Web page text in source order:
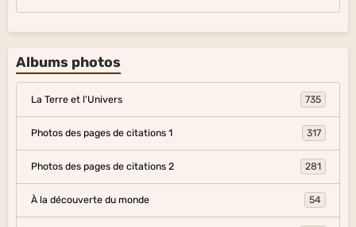
Albums photos
La Terre et l'Univers 735
Photos des pages de citations 1 317
Photos des pages de citations 2 281
À la découverte du monde 54